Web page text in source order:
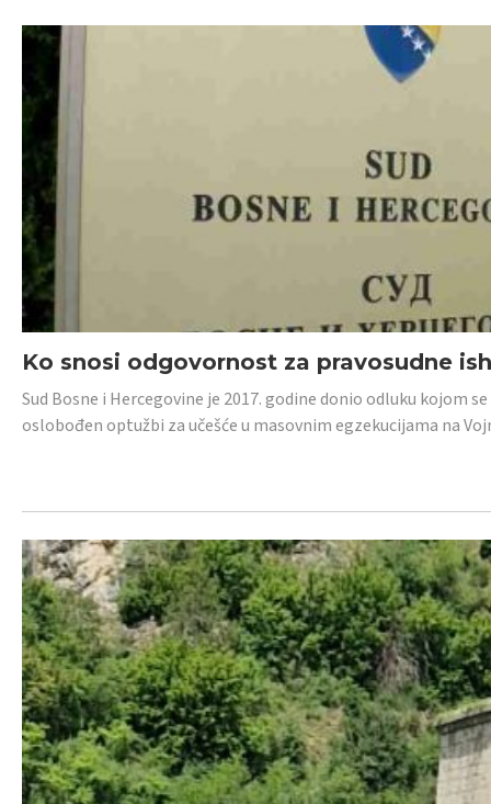
Ko snosi odgovornost za pravosudne
Sud Bosne i Hercegovine je 2017. godine donio odluku kojom
oslobođen optužbi za učešće u masovnim egzekucijama na